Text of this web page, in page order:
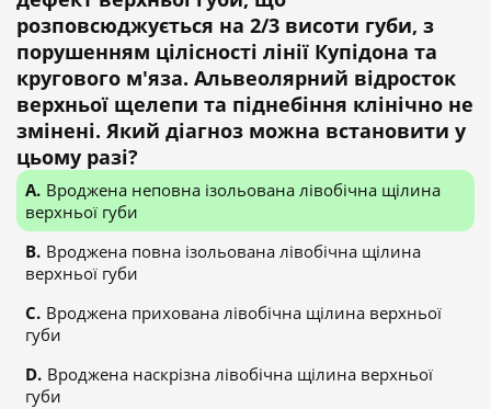
розповсюджується на 2/3 висоти губи, з
порушенням цілісності лінії Купідона та
кругового м'яза. Альвеолярний відросток
верхньої щелепи та піднебіння клінічно не
змінені. Який діагноз можна встановити у
цьому разі?
Вроджена неповна ізольована лівобічна щілина
верхньої губи
Вроджена повна ізольована лівобічна щілина
верхньої губи
Вроджена прихована лівобічна щілина верхньої
губи
Вроджена наскрізна лівобічна щілина верхньої
губи